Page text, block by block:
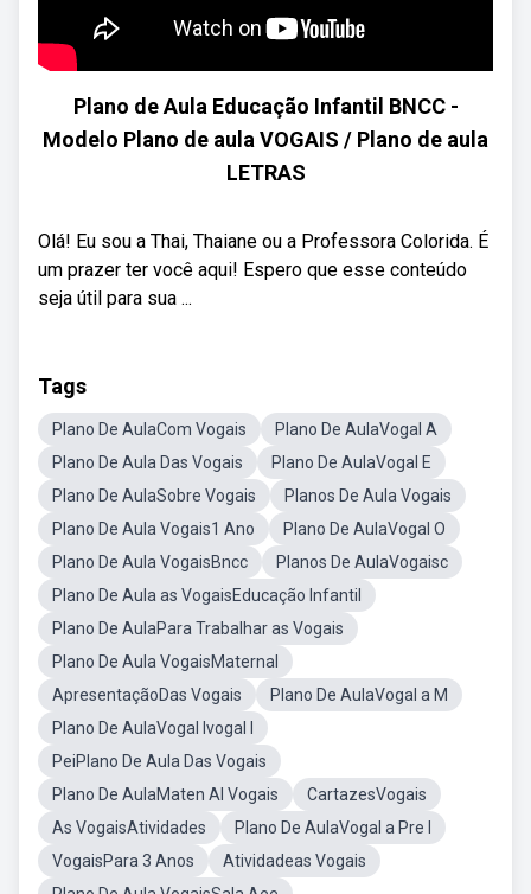
Plano de Aula Educação Infantil BNCC -
Modelo Plano de aula VOGAIS / Plano de aula
LETRAS
Olá! Eu sou a Thai, Thaiane ou a Professora Colorida. É
um prazer ter você aqui! Espero que esse conteúdo
seja útil para sua ...
Tags
Plano De AulaCom Vogais
Plano De AulaVogal A
Plano De Aula Das Vogais
Plano De AulaVogal E
Plano De AulaSobre Vogais
Planos De Aula Vogais
Plano De Aula Vogais1 Ano
Plano De AulaVogal O
Plano De Aula VogaisBncc
Planos De AulaVogaisc
Plano De Aula as VogaisEducação Infantil
Plano De AulaPara Trabalhar as Vogais
Plano De Aula VogaisMaternal
ApresentaçãoDas Vogais
Plano De AulaVogal a M
Plano De AulaVogal Ivogal I
PeiPlano De Aula Das Vogais
Plano De AulaMaten Al Vogais
CartazesVogais
As VogaisAtividades
Plano De AulaVogal a Pre I
VogaisPara 3 Anos
Atividadeas Vogais